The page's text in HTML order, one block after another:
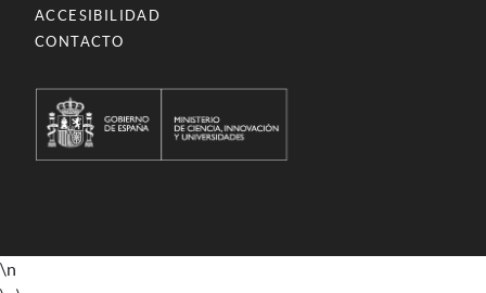
ACCESIBILIDAD
CONTACTO
\n